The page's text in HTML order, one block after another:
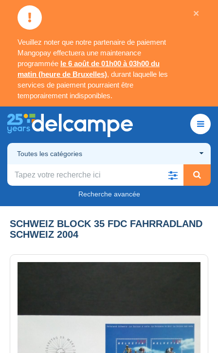
Veuillez noter que notre partenaire de paiement
Mangopay effectuera une maintenance
programmée le 6 août de 01h00 à 03h00 du
matin (heure de Bruxelles), durant laquelle les
services de paiement pourraient être
temporairement indisponibles.
×
Toutes les catégories
Recherche avancée
SCHWEIZ BLOCK 35 FDC FAHRRADLAND
SCHWEIZ 2004